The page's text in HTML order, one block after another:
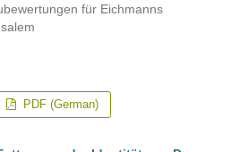
für Eichmanns
PDF (German)